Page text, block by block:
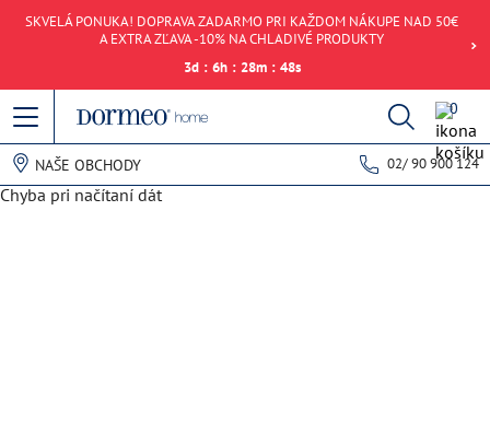
SKVELÁ PONUKA! DOPRAVA ZADARMO PRI KAŽDOM NÁKUPE NAD 50€
A EXTRA ZĽAVA -10% NA CHLADIVÉ PRODUKTY
3d : 6h : 28m : 48s
0
NAŠE OBCHODY 02/ 90 900 124
Chyba pri načítaní dát